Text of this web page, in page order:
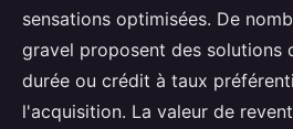
sensations optimisées. De
gravel proposent des solutions
durée ou crédit à taux
l'acquisition. La valeur de